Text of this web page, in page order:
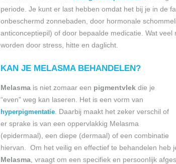
periode. Je kunt er last hebben omdat het bij je in de
onbeschermd zonnebaden, door hormonale
anticonceptiepil) of door bepaalde medicatie. Wat
worden door stress, hitte en daglicht.
KAN JE MELASMA BEHANDELEN?
Melasma is niet zomaar een pigmentvlek die je
“even” weg kan laseren. Het is een vorm van
hyperpigmentatie . Daarbij maakt het zeker verschil of
er sprake is van een oppervlakkig Melasma
(epidermaal), een diepe (dermaal) of een combinatie
hiervan. Om het veilig en effectief te behandelen heb
Melasma , vraagt om een specifiek en persoonlijk